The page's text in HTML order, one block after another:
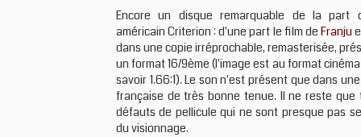
Encore un disque remarquable de la part
américain Criterion : d'une part le film de Franju
dans une copie irréprochable, remasterisée,
un format 16/9ème (l'image est au format
savoir 1.66:1). Le son n'est présent que dans
française de très bonne tenue. Il ne reste que
défauts de pellicule qui ne sont presque pas
du visionnage.